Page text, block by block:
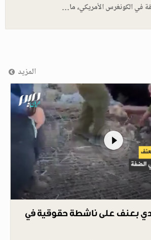
في الكونغرس الأمريكي، ما…
المزيد
بعنف على ناشطة حقوقية في